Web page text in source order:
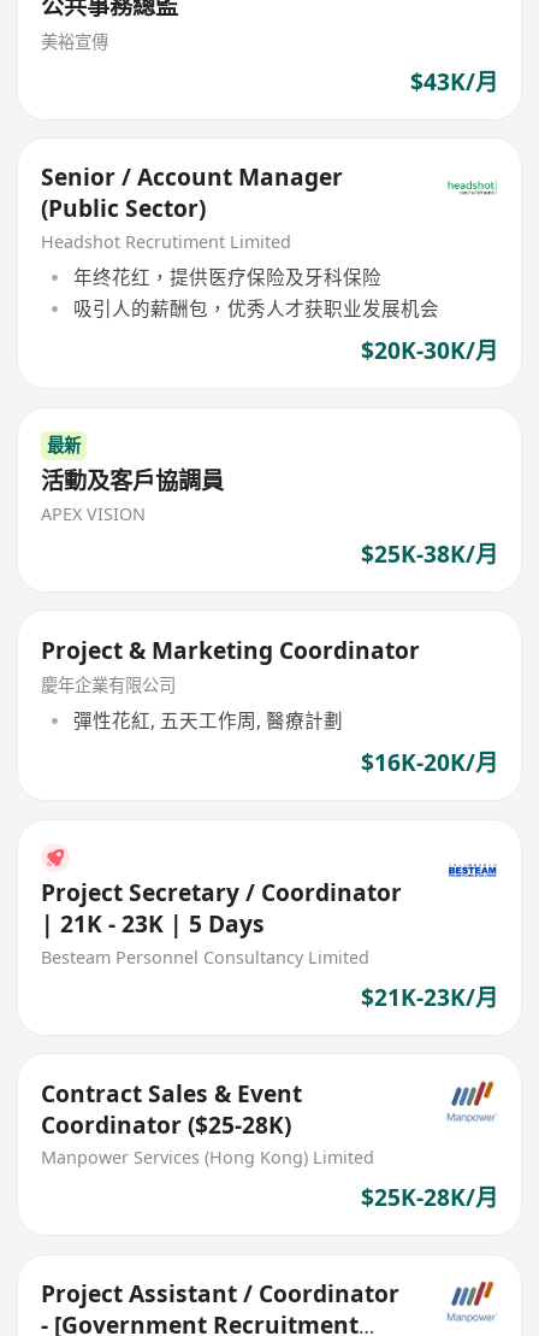
美裕宣傳
$43K/月
Senior / Account Manager
(Public Sector)
Headshot Recrutiment Limited
年终花红，提供医疗保险及牙科保险
吸引人的薪酬包，优秀人才获职业发展机会
$20K-30K/月
最新
活動及客戶協調員
APEX VISION
$25K-38K/月
Project & Marketing Coordinator
慶年企業有限公司
彈性花紅, 五天工作周, 醫療計劃
$16K-20K/月
Project Secretary / Coordinator
| 21K - 23K | 5 Days
Besteam Personnel Consultancy Limited
$21K-23K/月
Contract Sales & Event
Coordinator ($25-28K)
Manpower Services (Hong Kong) Limited
$25K-28K/月
Project Assistant / Coordinator
- [Government Recruitment